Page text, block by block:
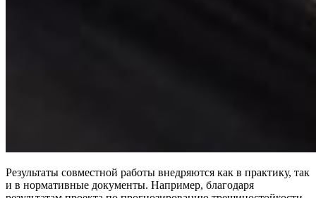
Результаты совместной работы внедряются как в практику, так
и в нормативные документы. Например, благодаря